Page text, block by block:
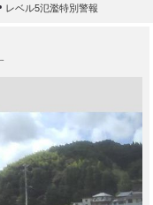
レベル5氾濫特別警報